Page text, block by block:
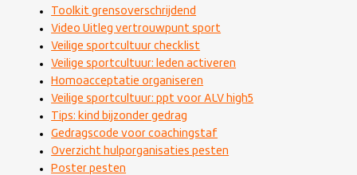
Toolkit grensoverschrijdend
Video Uitleg vertrouwpunt sport
Veilige sportcultuur checklist
Veilige sportcultuur: leden activeren
Homoacceptatie organiseren
Veilige sportcultuur: ppt voor ALV high5
Tips: kind bijzonder gedrag
Gedragscode voor coachingstaf
Overzicht hulporganisaties pesten
Poster pesten